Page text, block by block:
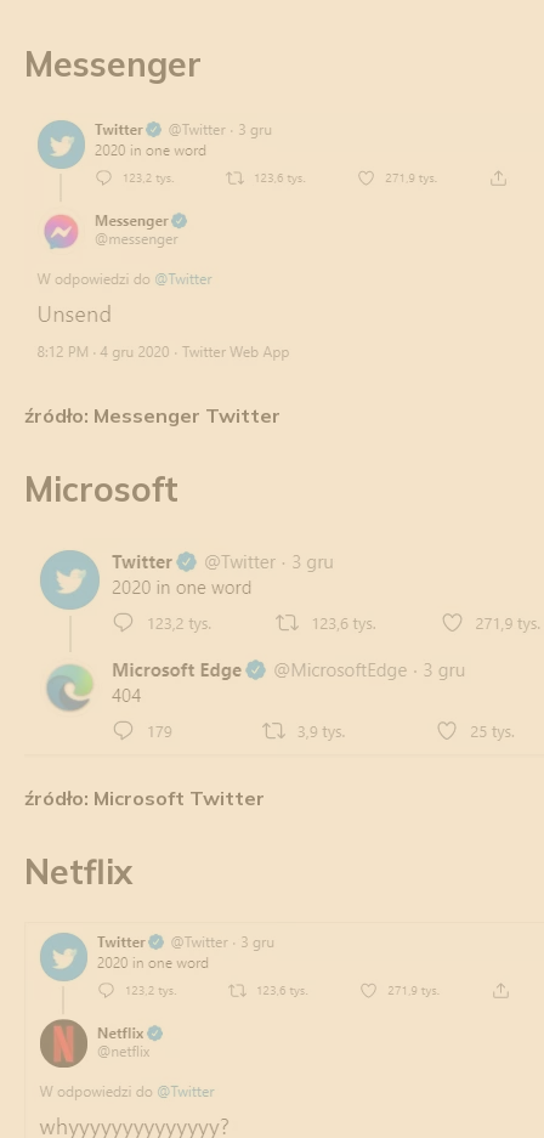
Messenger
źródło: Messenger Twitter
Microsoft
źródło: Microsoft Twitter
Netflix